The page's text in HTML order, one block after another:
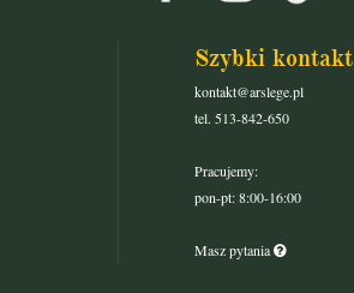
Szybki kontakt
kontakt@arslege.pl
tel. 513-842-650
Pracujemy:
pon-pt: 8:00-16:00
Masz pytania